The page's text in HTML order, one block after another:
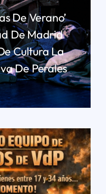
De Verano’
De Madrid
Cultura La
De Perales